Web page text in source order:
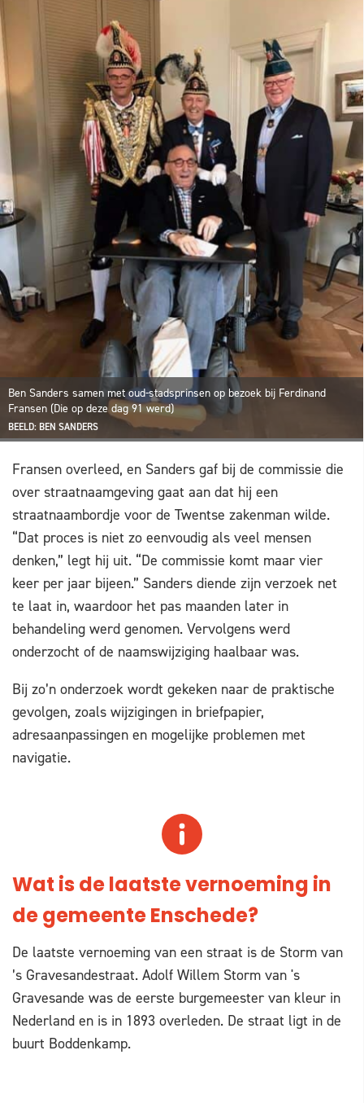
Ben Sanders samen met oud-stadsprinsen op bezoek bij Ferdinand
Fransen (Die op deze dag 91 werd)
BEELD: BEN SANDERS
Fransen overleed, en Sanders gaf bij de commissie die
over straatnaamgeving gaat aan dat hij een
straatnaambordje voor de Twentse zakenman wilde.
“Dat proces is niet zo eenvoudig als veel mensen
denken,” legt hij uit. “De commissie komt maar vier
keer per jaar bijeen.” Sanders diende zijn verzoek net
te laat in, waardoor het pas maanden later in
behandeling werd genomen. Vervolgens werd
onderzocht of de naamswijziging haalbaar was.
Bij zo’n onderzoek wordt gekeken naar de praktische
gevolgen, zoals wijzigingen in briefpapier,
adresaanpassingen en mogelijke problemen met
navigatie.
Wat is de laatste vernoeming in
de gemeente Enschede?
De laatste vernoeming van een straat is de Storm van
’s Gravesandestraat. Adolf Willem Storm van 's
Gravesande was de eerste burgemeester van kleur in
Nederland en is in 1893 overleden. De straat ligt in de
buurt Boddenkamp.